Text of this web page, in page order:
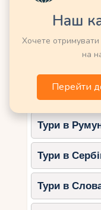
Порада
:
риб, це
Музей
Для сімей з
пропонує
роблять
дітей.
Порада:
перед
Активні
Тури в
Тури в ОАЕ
Тури в
Тури в
Тури в
Наш
Хочете отримувати
на
Перейти